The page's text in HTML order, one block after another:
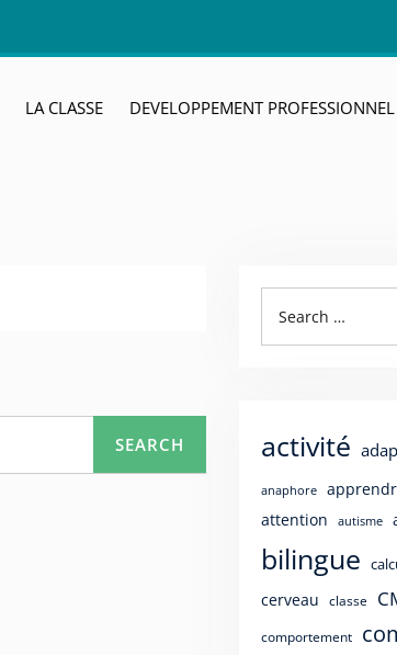
LA CLASSE DEVELOPPEMENT PROFESSIONNEL
SEARCH
for:
activité
anaphore
attention autisme
bilingue
cerveau classe
comportement